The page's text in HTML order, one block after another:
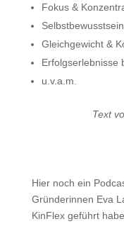
Fokus &
Selbstbewusstsein
Gleichgewicht &
Erfolgserlebnisse
u.v.a.m.
Text
Hier noch ein
Gründerinnen Eva
KinFlex geführt